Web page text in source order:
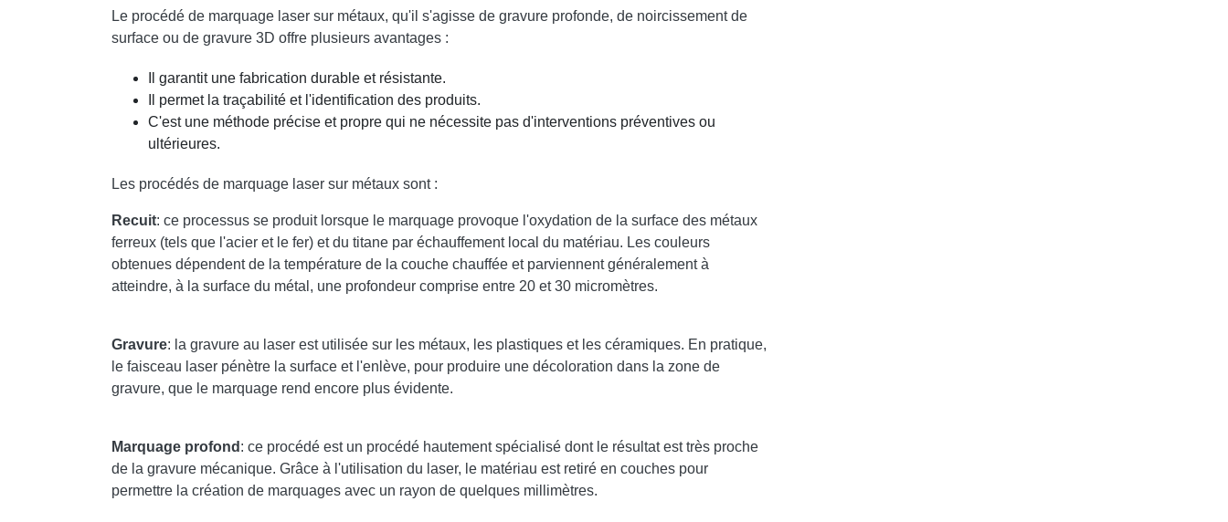
Le procédé de marquage laser sur métaux, qu'il s'agisse de gravure profonde, de noircissement de
surface ou de gravure 3D offre plusieurs avantages :
Il garantit une fabrication durable et résistante.
Il permet la traçabilité et l'identification des produits.
C'est une méthode précise et propre qui ne nécessite pas d'interventions préventives ou
ultérieures.
Les procédés de marquage laser sur métaux sont :
Recuit: ce processus se produit lorsque le marquage provoque l'oxydation de la surface des métaux
ferreux (tels que l'acier et le fer) et du titane par échauffement local du matériau. Les couleurs
obtenues dépendent de la température de la couche chauffée et parviennent généralement à
atteindre, à la surface du métal, une profondeur comprise entre 20 et 30 micromètres.
Gravure: la gravure au laser est utilisée sur les métaux, les plastiques et les céramiques. En pratique,
le faisceau laser pénètre la surface et l'enlève, pour produire une décoloration dans la zone de
gravure, que le marquage rend encore plus évidente.
Marquage profond : ce procédé est un procédé hautement spécialisé dont le résultat est très proche
de la gravure mécanique. Grâce à l'utilisation du laser, le matériau est retiré en couches pour
permettre la création de marquages ​​avec un rayon de quelques millimètres.